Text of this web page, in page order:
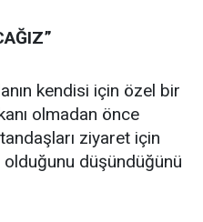
kendisi için özel bir
olmadan önce
ziyaret için
düşündüğünü